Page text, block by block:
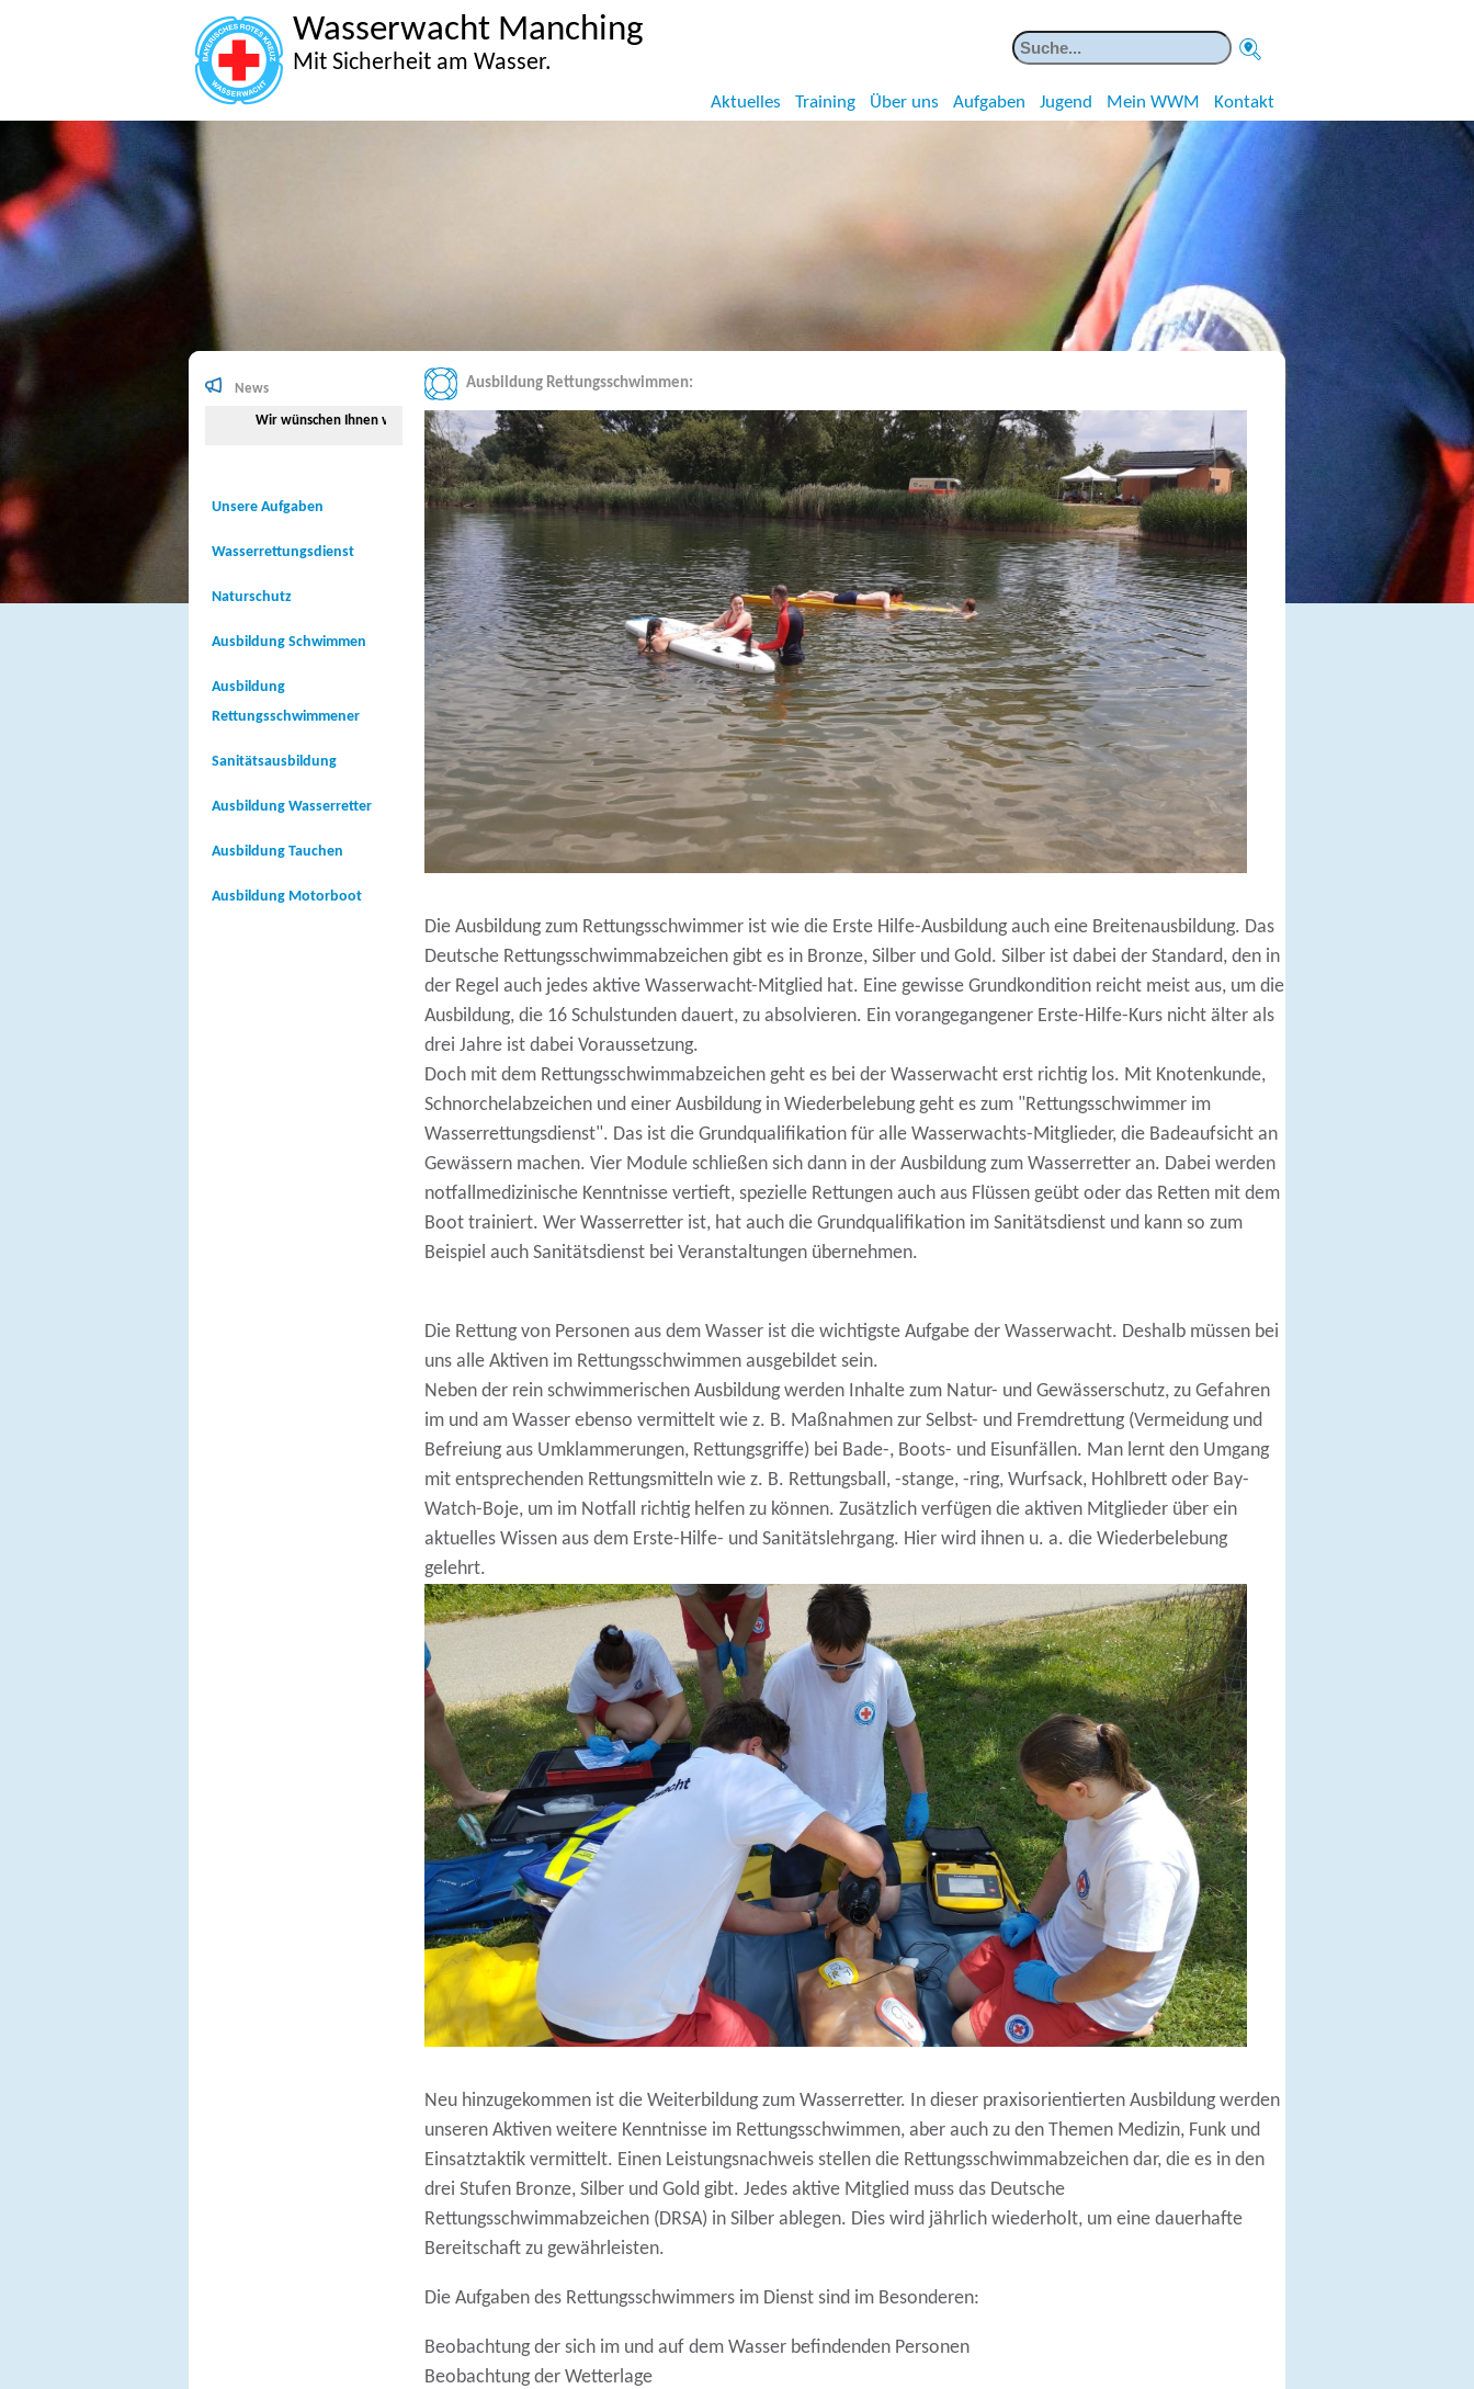
Wasserwacht Manching
Mit Sicherheit am Wasser.
Aktuelles Training Über uns Aufgaben Jugend Mein WWM Kontakt
News
Wir wünschen Ihnen viel Spaß beim Surfen auf der Internetseite der Wasserwacht Manching.
Unsere Aufgaben
Wasserrettungsdienst
Naturschutz
Ausbildung Schwimmen
Ausbildung
Rettungsschwimmener
Sanitätsausbildung
Ausbildung Wasserretter
Ausbildung Tauchen
Ausbildung Motorboot
Ausbildung Rettungsschwimmen:
Die Ausbildung zum Rettungsschwimmer ist wie die Erste Hilfe-Ausbildung auch eine Breitenausbildung. Das
Deutsche Rettungsschwimmabzeichen gibt es in Bronze, Silber und Gold. Silber ist dabei der Standard, den in
der Regel auch jedes aktive Wasserwacht-Mitglied hat. Eine gewisse Grundkondition reicht meist aus, um die
Ausbildung, die 16 Schulstunden dauert, zu absolvieren. Ein vorangegangener Erste-Hilfe-Kurs nicht älter als
drei Jahre ist dabei Voraussetzung.
Doch mit dem Rettungsschwimmabzeichen geht es bei der Wasserwacht erst richtig los. Mit Knotenkunde,
Schnorchelabzeichen und einer Ausbildung in Wiederbelebung geht es zum "Rettungsschwimmer im
Wasserrettungsdienst". Das ist die Grundqualifikation für alle Wasserwachts-Mitglieder, die Badeaufsicht an
Gewässern machen. Vier Module schließen sich dann in der Ausbildung zum Wasserretter an. Dabei werden
notfallmedizinische Kenntnisse vertieft, spezielle Rettungen auch aus Flüssen geübt oder das Retten mit dem
Boot trainiert. Wer Wasserretter ist, hat auch die Grundqualifikation im Sanitätsdienst und kann so zum
Beispiel auch Sanitätsdienst bei Veranstaltungen übernehmen.
Die Rettung von Personen aus dem Wasser ist die wichtigste Aufgabe der Wasserwacht. Deshalb müssen bei
uns alle Aktiven im Rettungsschwimmen ausgebildet sein.
Neben der rein schwimmerischen Ausbildung werden Inhalte zum Natur- und Gewässerschutz, zu Gefahren
im und am Wasser ebenso vermittelt wie z. B. Maßnahmen zur Selbst- und Fremdrettung (Vermeidung und
Befreiung aus Umklammerungen, Rettungsgriffe) bei Bade-, Boots- und Eisunfällen. Man lernt den Umgang
mit entsprechenden Rettungsmitteln wie z. B. Rettungsball, -stange, -ring, Wurfsack, Hohlbrett oder Bay-
Watch-Boje, um im Notfall richtig helfen zu können. Zusätzlich verfügen die aktiven Mitglieder über ein
aktuelles Wissen aus dem Erste-Hilfe- und Sanitätslehrgang. Hier wird ihnen u. a. die Wiederbelebung
gelehrt.
Neu hinzugekommen ist die Weiterbildung zum Wasserretter. In dieser praxisorientierten Ausbildung werden
unseren Aktiven weitere Kenntnisse im Rettungsschwimmen, aber auch zu den Themen Medizin, Funk und
Einsatztaktik vermittelt. Einen Leistungsnachweis stellen die Rettungsschwimmabzeichen dar, die es in den
drei Stufen Bronze, Silber und Gold gibt. Jedes aktive Mitglied muss das Deutsche
Rettungsschwimmabzeichen (DRSA) in Silber ablegen. Dies wird jährlich wiederholt, um eine dauerhafte
Bereitschaft zu gewährleisten.
Die Aufgaben des Rettungsschwimmers im Dienst sind im Besonderen:
Beobachtung der sich im und auf dem Wasser befindenden Personen
Beobachtung der Wetterlage